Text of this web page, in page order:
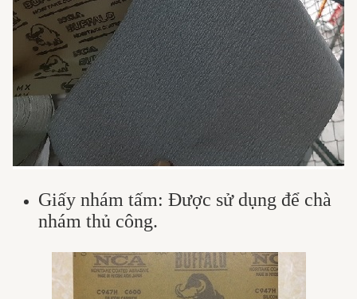
Giấy nhám tấm: Được sử dụng để chà
nhám thủ công.